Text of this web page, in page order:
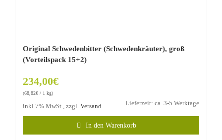
Original Schwedenbitter (Schwedenkräuter), groß
(Vorteilspack 15+2)
234,00€
(68,82€ / 1 kg)
inkl 7% MwSt., zzgl. Versand Lieferzeit: ca. 3-5 Werktage
In den Warenkorb